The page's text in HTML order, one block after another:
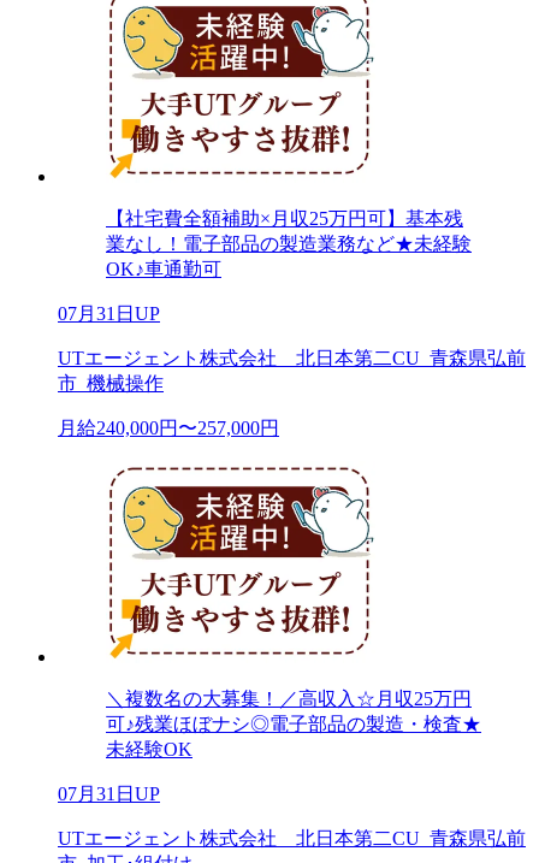
【社宅費全額補助×月収25万円可】基本残
業なし！電子部品の製造業務など★未経験
OK♪車通勤可
07月31日UP
UTエージェント株式会社 北日本第二CU_青森県弘前
市_機械操作
月給240,000円〜257,000円
＼複数名の大募集！／高収入☆月収25万円
可♪残業ほぼナシ◎電子部品の製造・検査★
未経験OK
07月31日UP
UTエージェント株式会社 北日本第二CU_青森県弘前